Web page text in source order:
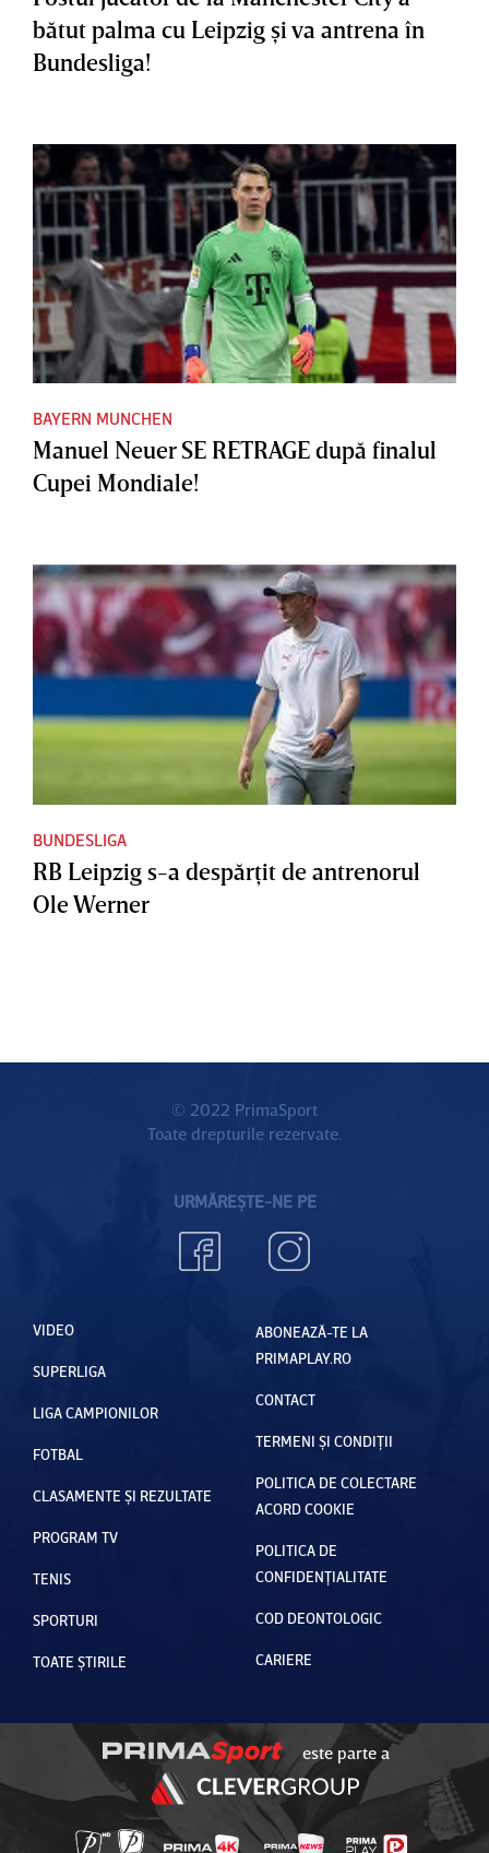
bătut palma cu Leipzig şi va antrena în
Bundesliga!
BAYERN MUNCHEN
Manuel Neuer SE RETRAGE după finalul
Cupei Mondiale!
BUNDESLIGA
RB Leipzig s-a despărţit de antrenorul
Ole Werner
© 2022 PrimaSport
Toate drepturile rezervate.
URMĂREȘTE-NE PE
VIDEO
SUPERLIGA
LIGA CAMPIONILOR
FOTBAL
CLASAMENTE ȘI REZULTATE
PROGRAM TV
TENIS
SPORTURI
TOATE ȘTIRILE
ABONEAZĂ-TE LA
PRIMAPLAY.RO
CONTACT
TERMENI ȘI CONDIȚII
POLITICA DE COLECTARE
ACORD COOKIE
POLITICA DE
CONFIDENȚIALITATE
COD DEONTOLOGIC
CARIERE
este parte a